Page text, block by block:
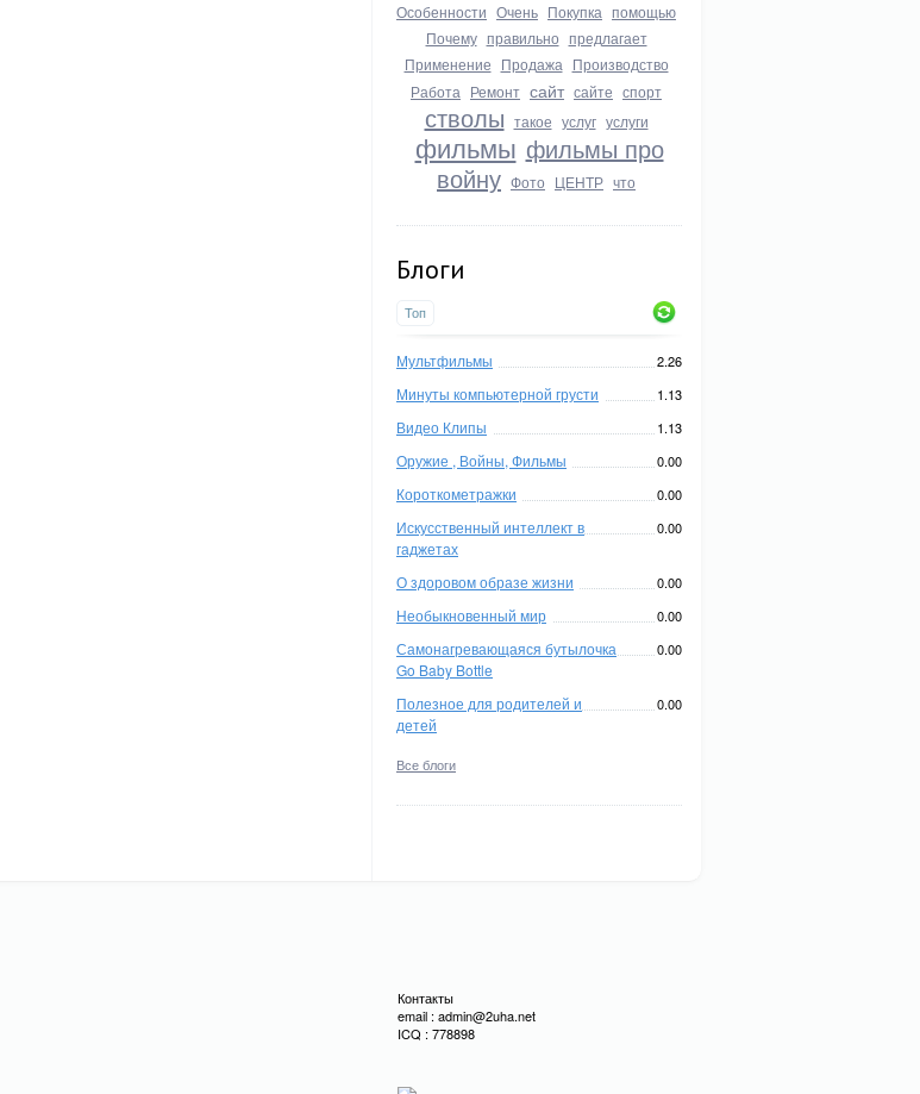
Особенности Очень Покупка помощью
Почему правильно предлагает
Применение Продажа Производство
Работа Ремонт сайт сайте спорт
стволы такое услуг услуги
фильмы фильмы про
войну Фото ЦЕНТР что
Блоги
Топ
Мультфильмы 2.26
Минуты компьютерной грусти 1.13
Видео Клипы 1.13
Оружие , Войны, Фильмы 0.00
Короткометражки 0.00
Искусственный интеллект в
гаджетах
0.00
О здоровом образе жизни 0.00
Необыкновенный мир 0.00
Самонагревающаяся бутылочка
Go Baby Bottle
0.00
Полезное для родителей и
детей
0.00
Все блоги
Контакты
email : admin@2uha.net
ICQ : 778898